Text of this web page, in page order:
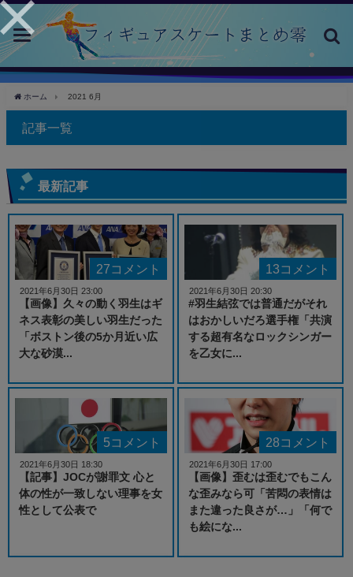
toggle
navigation
ホーム 2021 6月
記事一覧
最新記事
27コメント
【画像】久々の動く羽生はギ
ネス表彰の美しい羽生だった
「ボストン後の5か月近い広
大な砂漠...
2021年6月30日 23:00
13コメント
#羽生結弦では普通だがそれ
はおかしいだろ選手権「共演
する超有名なロックシンガー
を乙女に...
2021年6月30日 20:30
5コメント
【記事】JOCが謝罪文 心と
体の性が一致しない理事を女
性として公表で
2021年6月30日 18:30
28コメント
【画像】歪むは歪むでもこん
な歪みなら可「苦悶の表情は
また違った良さが…」「何で
も絵にな...
2021年6月30日 17:00